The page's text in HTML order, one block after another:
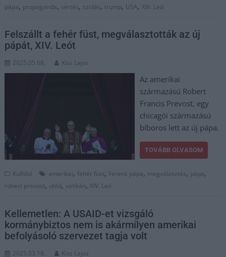
pápa, propaganda, sértés, szidás, trump, USA, XIV. Leó
Felszállt a fehér füst, megválasztották az új
pápát, XIV. Leót
2025.05.08. Kiss Lajos
Az amerikai
származású Robert
Francis Prevost, egy
chicagói származású
bíboros lett az új pápa.
TOVÁBB OLVASOM
Külföld amerikai, fehér füst, Ferenc pápa, megválasztás, pápa,
robert prevost, utód,vatikán, XIV. Leó
Kellemetlen: A USAID-et vizsgáló
kormánybiztos nem is akármilyen amerikai
befolyásoló szervezet tagja volt
2025.03.18. Kiss Lajos